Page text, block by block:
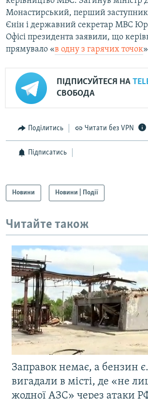
Монастирський, перший заступник
Єнін і державний секретар МВС
Офісі президента заявили, що
прямувало «в одну з гарячих точок
ПІДПИСУЙТЕСЯ НА
СВОБОДА
Поділитись Читати без VPN
Підписатись
Новини Новини | Події
Читайте також
Заправок немає, а бензин
вигадали в місті, де «не
жодної АЗС» через атаки